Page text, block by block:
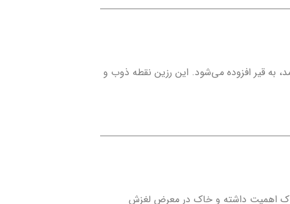
به قیر افزوده می‌شود. این رزین نقطه ذوب و
اهمیت داشته و خاک در معرض لغزش